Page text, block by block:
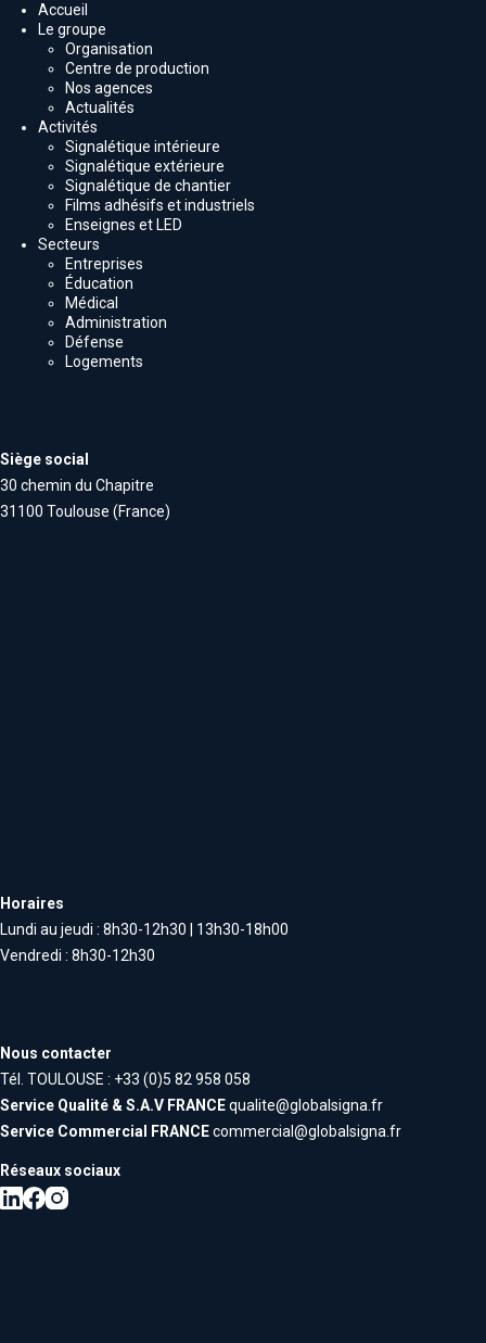
Accueil
Le groupe
Organisation
Centre de production
Nos agences
Actualités
Activités
Signalétique intérieure
Signalétique extérieure
Signalétique de chantier
Films adhésifs et industriels
Enseignes et LED
Secteurs
Entreprises
Éducation
Médical
Administration
Défense
Logements
Siège social
30 chemin du Chapitre
31100 Toulouse (France)
Horaires
Lundi au jeudi : 8h30-12h30 | 13h30-18h00
Vendredi : 8h30-12h30
Nous contacter
Tél. TOULOUSE : +33 (0)5 82 958 058
Service Qualité & S.A.V FRANCEqualite@globalsigna.fr
Service Commercial FRANCEcommercial@globalsigna.fr
Réseaux sociaux